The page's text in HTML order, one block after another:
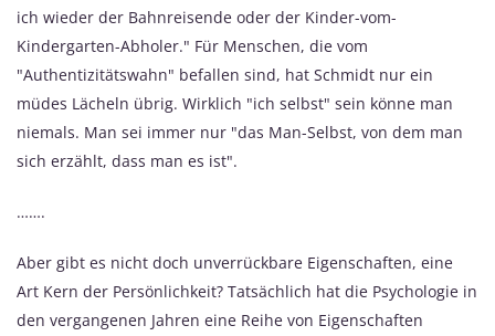
ich wieder der Bahnreisende oder der Kinder-vom-
Kindergarten-Abholer." Für Menschen, die vom
"Authentizitätswahn" befallen sind, hat Schmidt nur ein
müdes Lächeln übrig. Wirklich "ich selbst" sein könne man
niemals. Man sei immer nur "das Man-Selbst, von dem man
sich erzählt, dass man es ist".
…….
Aber gibt es nicht doch unverrückbare Eigenschaften, eine
Art Kern der Persönlichkeit? Tatsächlich hat die Psychologie in
den vergangenen Jahren eine Reihe von Eigenschaften